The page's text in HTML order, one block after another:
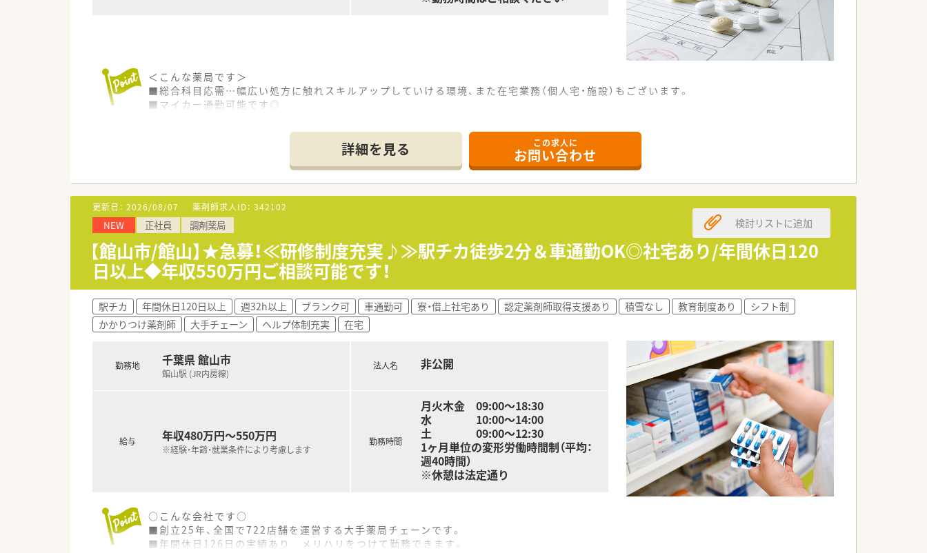
＜こんな薬局です＞
■総合科目応需…幅広い処方に触れスキルアップしていける環境、また在宅業務（個人宅・施設）もございます。
■マイカー通勤可能です◎
■関西に50店舗、関東圏～中国地方にも展開し全国に約75店舗展開する調剤薬局チェーンです。
医療モール型を中心に、総合病院の前にも展開中！病院前に医療モールを構えるなど複数科目を応需できる出店傾向が特徴です。
■無借金経営を続け、企業としての安定性が抜群！
20年間昇給し続けており、毎年パートの方含めて決算賞与も支給されております！
■グループ企業も多数あるので、薬局以外の現場でも仕事をする事が可能です。病院に出向・介護施設・コンサル会社など、他ジャンルの
仕事をする事も可能ですので仕事の幅も広がります。
詳細を見る この求人に
お問い合わせ
更新日： 2026/08/07 薬剤師求人ID： 342102
NEW 正社員 調剤薬局
【館山市/館山】★急募！≪研修制度充実♪≫駅チカ徒歩2分＆車通勤OK◎社宅あり/年間休日120
日以上◆年収550万円ご相談可能です！
検討リストに追加
駅チカ 年間休日120日以上 週32h以上 ブランク可 車通勤可 寮・借上社宅あり 認定薬剤師取得支援あり 積雪なし 教育制度あり
シフト制
かかりつけ薬剤師
大手チェーン ヘルプ体制充実 在宅
勤務地 千葉県 館山市
館山駅 (JR内房線)
給与 年収480万円～550万円
※経験・年齢・就業条件により考慮します
法人名 非公開
勤務時間
月火木金 09:00～18:30
水 10:00～14:00
土 09:00～12:30
1ヶ月単位の変形労働時間制（平均：
週40時間）
※休憩は法定通り
○こんな会社です○
■創立25年、全国で722店舗を運営する大手薬局チェーンです。
■年間休日126日の実績あり メリハリをつけて勤務できます。